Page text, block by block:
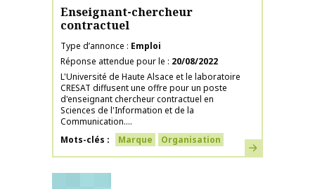
Enseignant-chercheur
contractuel
Type d’annonce
Emploi
Réponse attendue pour le
20/08/2022
L'Université de Haute Alsace et le laboratoire
CRESAT diffusent une offre pour un poste
d'enseignant chercheur contractuel en
Sciences de l'Information et de la
Communication....
Mots-clés
Marque Organisation En savoir plus